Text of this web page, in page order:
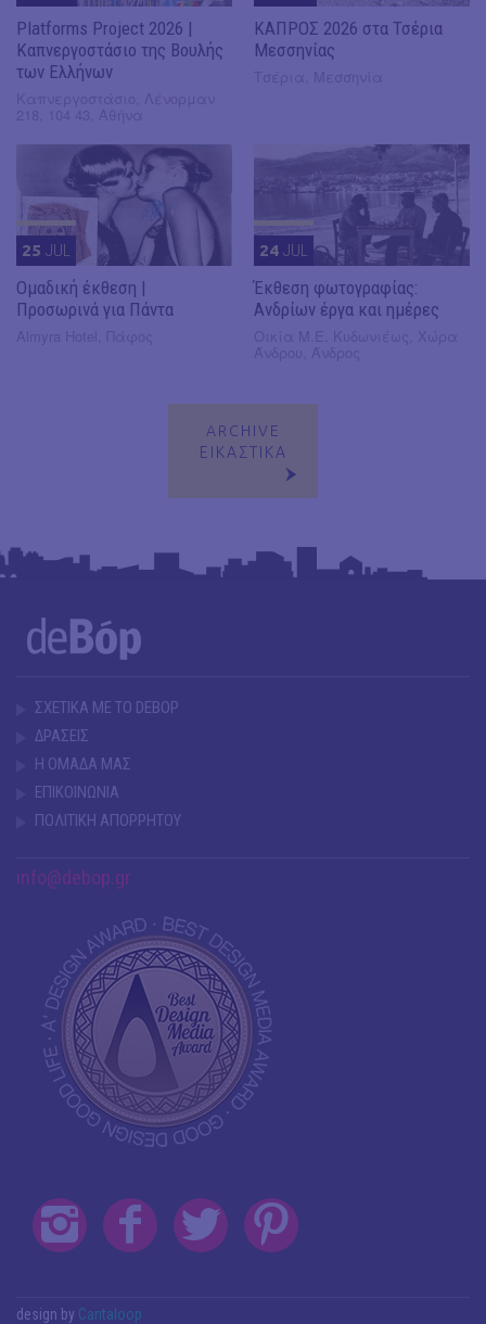
Platforms Project 2026 |
Καπνεργοστάσιο της Βουλής
των Ελλήνων
ΚΑΠΡΟΣ 2026 στα Τσέρια
Μεσσηνίας
25 JUL
Ομαδική έκθεση |
Προσωρινά για Πάντα
24 JUL
Έκθεση φωτογραφίας:
Ανδρίων έργα και ημέρες
ARCHIVE
ΕΙΚΑΣΤΙΚΑ
ΣΧΕΤΙΚΑ ΜΕ ΤΟ DEBOP
ΔΡΑΣΕΙΣ
Η ΟΜΑΔΑ ΜΑΣ
ΕΠΙΚΟΙΝΩΝΙΑ
ΠΟΛΙΤΙΚΗ ΑΠΟΡΡΗΤΟΥ
info@debop.gr
design by Cantaloop